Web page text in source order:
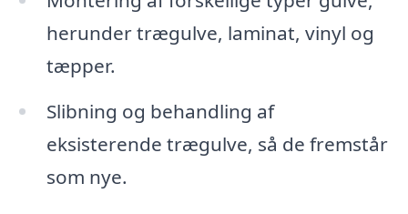
herunder trægulve, laminat, vinyl og
tæpper.
Slibning og behandling af
eksisterende trægulve, så de fremstår
som nye.